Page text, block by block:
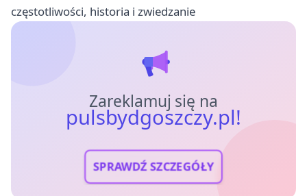
częstotliwości, historia i zwiedzanie
Zareklamuj się na
pulsbydgoszczy.pl!
SPRAWDŹ SZCZEGÓŁY